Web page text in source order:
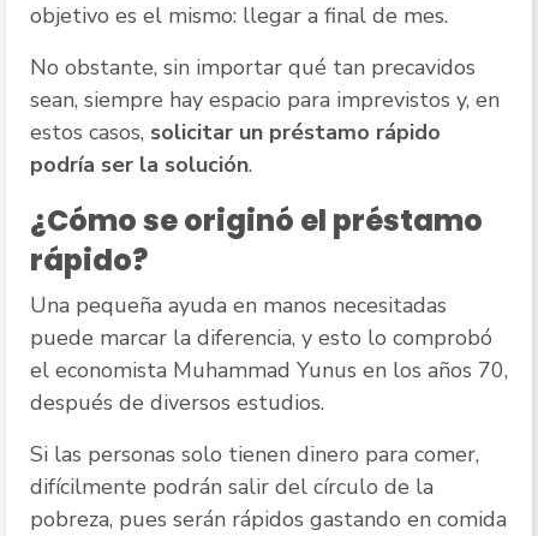
objetivo es el mismo: llegar a final de mes.
No obstante, sin importar qué tan precavidos
sean, siempre hay espacio para imprevistos y, en
estos casos, solicitar un préstamo rápido
podría ser la solución.
¿Cómo se originó el préstamo
rápido?
Una pequeña ayuda en manos necesitadas
puede marcar la diferencia, y esto lo comprobó
el economista Muhammad Yunus en los años 70,
después de diversos estudios.
Si las personas solo tienen dinero para comer,
difícilmente podrán salir del círculo de la
pobreza, pues serán rápidos gastando en comida